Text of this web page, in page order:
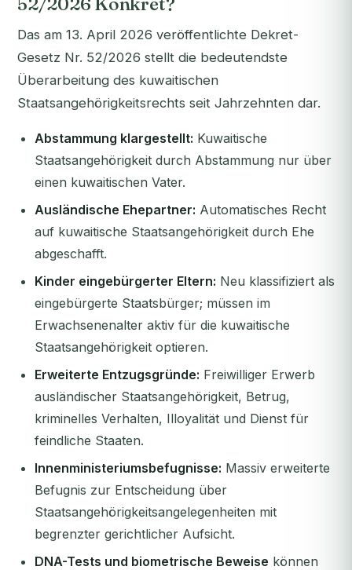
Das am 13. April 2026 veröffentlichte Dekret-
Gesetz Nr. 52/2026 stellt die bedeutendste
Überarbeitung des kuwaitischen
Staatsangehörigkeitsrechts seit Jahrzehnten dar.
Abstammung klargestellt: Kuwaitische
Staatsangehörigkeit durch Abstammung nur über
einen kuwaitischen Vater.
Ausländische Ehepartner: Automatisches Recht
auf kuwaitische Staatsangehörigkeit durch Ehe
abgeschafft.
Kinder eingebürgerter Eltern: Neu klassifiziert als
eingebürgerte Staatsbürger; müssen im
Erwachsenenalter aktiv für die kuwaitische
Staatsangehörigkeit optieren.
Erweiterte Entzugsgründe: Freiwilliger Erwerb
ausländischer Staatsangehörigkeit, Betrug,
kriminelles Verhalten, Illoyalität und Dienst für
feindliche Staaten.
Innenministeriumsbefugnisse: Massiv erweiterte
Befugnis zur Entscheidung über
Staatsangehörigkeitsangelegenheiten mit
begrenzter gerichtlicher Aufsicht.
DNA-Tests und biometrische Beweise können